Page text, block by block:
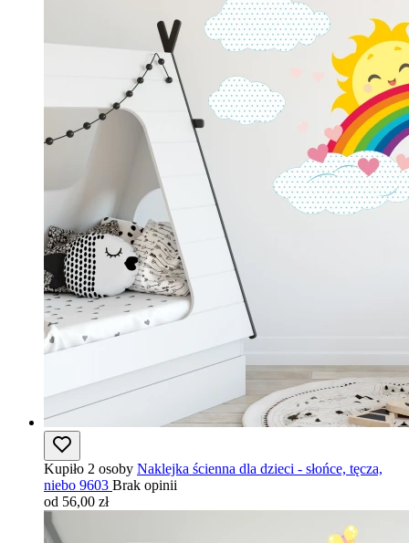
Kupiło 2 osoby Naklejka ścienna dla dzieci - słońce, tęcza,
niebo 9603 Brak opinii
od 56,00 zł